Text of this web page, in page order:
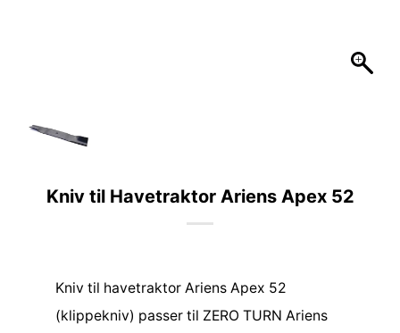
Kniv til Havetraktor Ariens Apex 52
Kniv til havetraktor Ariens Apex 52
(klippekniv) passer til ZERO TURN Ariens